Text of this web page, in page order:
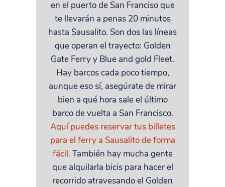
en el puerto de San Franciso que
te llevarán a penas 20 minutos
hasta Sausalito. Son dos las líneas
que operan el trayecto: Golden
Gate Ferry y Blue and gold Fleet.
Hay barcos cada poco tiempo,
aunque eso sí, asegúrate de mirar
bien a qué hora sale el último
barco de vuelta a San Francisco.
Aquí puedes reservar tus billetes
para el ferry a Sausalito de forma
fácil. También hay mucha gente
que alquilarla bicis para hacer el
recorrido atravesando el Golden